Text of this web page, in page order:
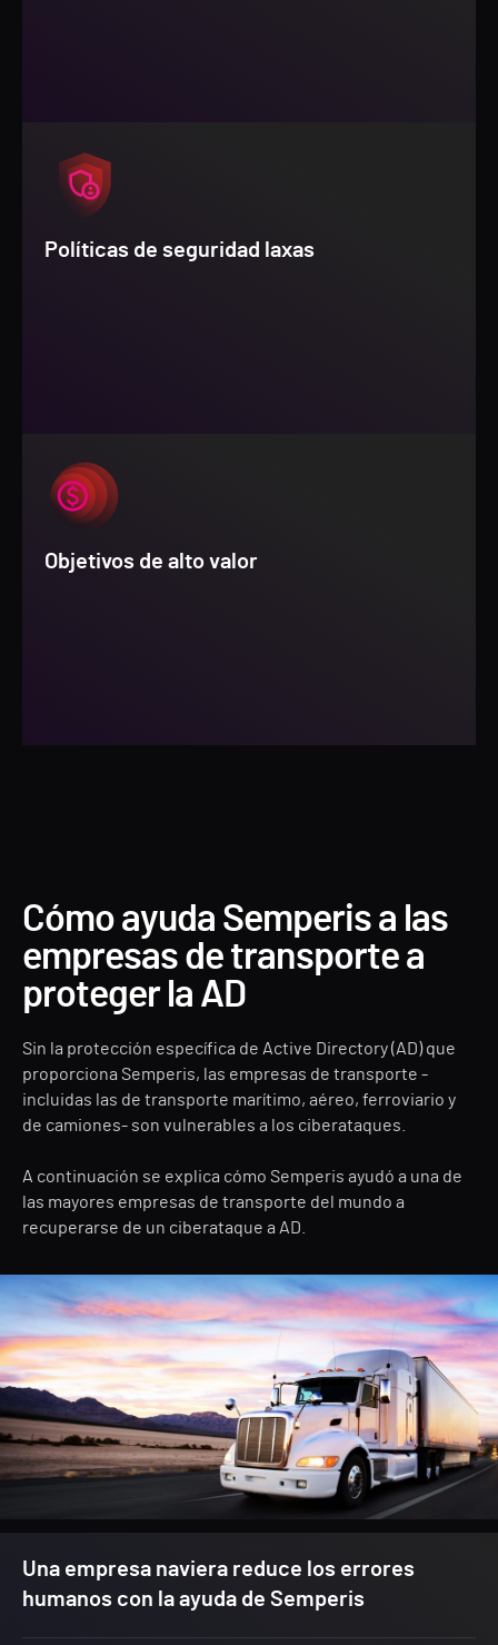
Políticas de seguridad laxas
Objetivos de alto valor
Cómo ayuda Semperis a las
empresas de transporte a
proteger la AD
Sin la protección específica de Active Directory (AD) que
proporciona Semperis, las empresas de transporte -
incluidas las de transporte marítimo, aéreo, ferroviario y
de camiones- son vulnerables a los ciberataques.
A continuación se explica cómo Semperis ayudó a una de
las mayores empresas de transporte del mundo a
recuperarse de un ciberataque a AD.
Una empresa naviera reduce los errores
humanos con la ayuda de Semperis